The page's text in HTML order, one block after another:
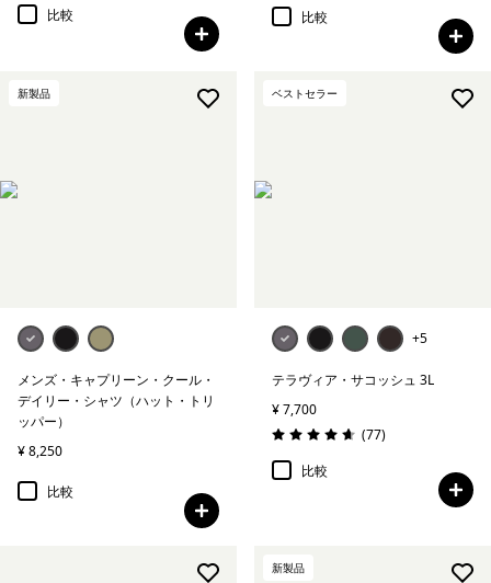
比較
比較
新製品
メンズ・キャプリーン・クール・
デイリー・シャツ（ハット・トリ
ッパー）
¥ 8,250
比較
ベストセラー
+5
テラヴィア・サコッシュ 3L
¥ 7,700
評価: 4.7 / 5
(77レビュー
)
比較
新製品